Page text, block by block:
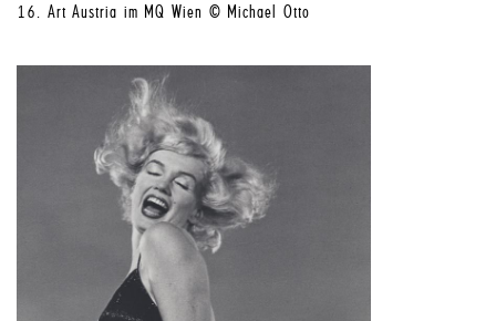
16. Art Austria im MQ Wien © Michael Otto